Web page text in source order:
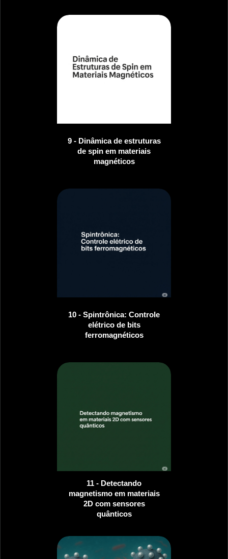
9 - Dinâmica de estruturas
de spin em materiais
magnéticos
10 - Spintrônica: Controle
elétrico de bits
ferromagnéticos
11 - Detectando
magnetismo em materiais
2D com sensores
quânticos